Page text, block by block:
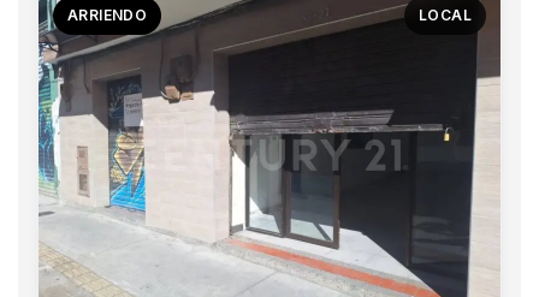
ARRIENDO LOCAL